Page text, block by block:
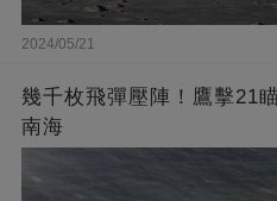
2024/05/21
幾千枚飛彈壓陣！鷹擊21
南海